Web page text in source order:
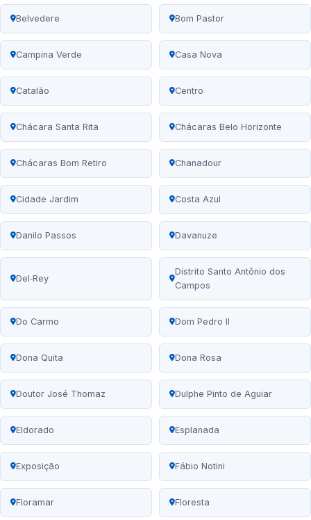
Belvedere Bom Pastor
Campina Verde Casa Nova
Catalão Centro
Chácara Santa Rita Chácaras Belo Horizonte
Chácaras Bom Retiro Chanadour
Cidade Jardim Costa Azul
Danilo Passos Davanuze
Del‑Rey
Distrito Santo Antônio dos
Campos
Do Carmo Dom Pedro II
Dona Quita Dona Rosa
Doutor José Thomaz Dulphe Pinto de Aguiar
Eldorado Esplanada
Exposição Fábio Notini
Floramar Floresta